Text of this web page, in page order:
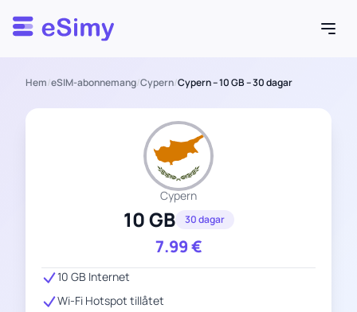
Esimy
Hem/eSIM-abonnemang/Cypern/Cypern – 10 GB – 30 dagar
Cypern
10 GB 30 dagar
7.99€
10 GB Internet
Wi-Fi Hotspot tillåtet